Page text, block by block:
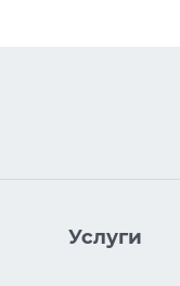
Услуги